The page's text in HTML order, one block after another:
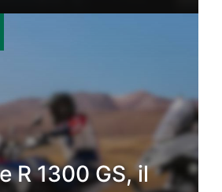
R 1300 GS, il